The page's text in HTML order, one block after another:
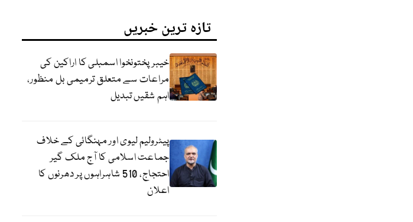
تازہ ترین خبریں
خیبرپختونخوا اسمبلی کا اراکین کی
مراعات سے متعلق ترمیمی بل منظور،
اہم شقیں تبدیل
پیٹرولیم لیوی اور مہنگائی کے خلاف
جماعت اسلامی کا آج ملک گیر
احتجاج، 510 شاہراہوں پر دھرنوں کا
اعلان